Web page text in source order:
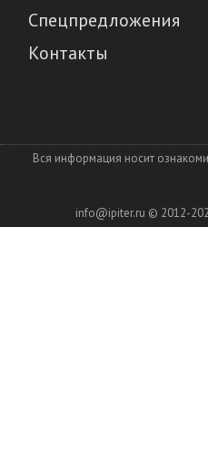
Спецпредложения
Контакты
Вся информация носит
info@ipiter.ru © 2012-